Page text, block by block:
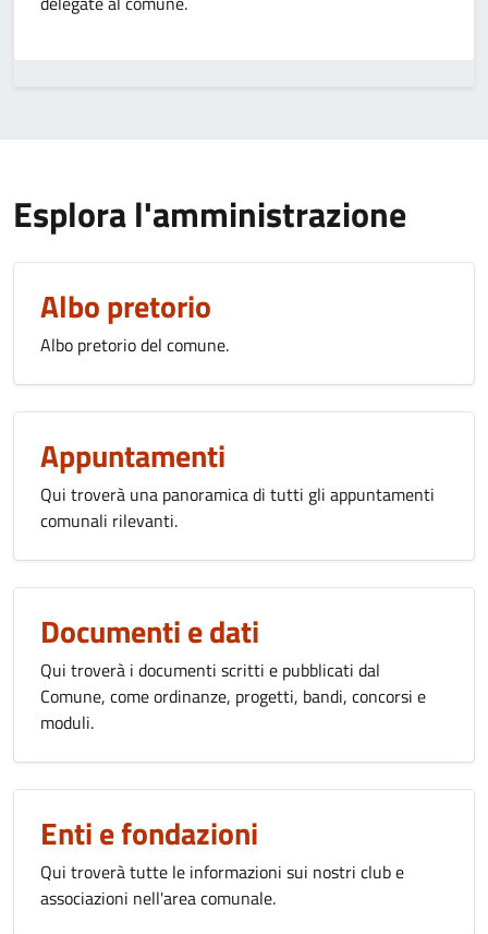
Esplora l'amministrazione
Albo pretorio
Albo pretorio del comune.
Appuntamenti
Qui troverà una panoramica di tutti gli appuntamenti
comunali rilevanti.
Documenti e dati
Qui troverà i documenti scritti e pubblicati dal
Comune, come ordinanze, progetti, bandi, concorsi e
moduli.
Enti e fondazioni
Qui troverà tutte le informazioni sui nostri club e
associazioni nell'area comunale.